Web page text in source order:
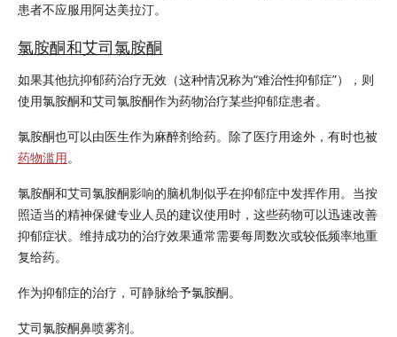
患者不应服用阿达美拉汀。
氯胺酮和艾司氯胺酮
如果其他抗抑郁药治疗无效（这种情况称为“难治性抑郁症”），则
使用氯胺酮和艾司氯胺酮作为药物治疗某些抑郁症患者。
氯胺酮也可以由医生作为麻醉剂给药。除了医疗用途外，有时也被
药物滥用。
氯胺酮和艾司氯胺酮影响的脑机制似乎在抑郁症中发挥作用。当按
照适当的精神保健专业人员的建议使用时，这些药物可以迅速改善
抑郁症状。维持成功的治疗效果通常需要每周数次或较低频率地重
复给药。
作为抑郁症的治疗，可静脉给予氯胺酮。
艾司氯胺酮鼻喷雾剂。